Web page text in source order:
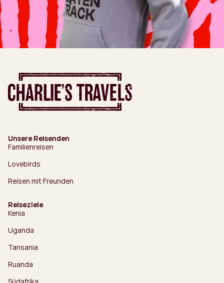
Unsere Reisenden
Familienreisen
Lovebirds
Reisen mit Freunden
Reiseziele
Kenia
Uganda
Tansania
Ruanda